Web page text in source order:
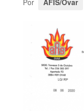
Por AFIS/Ovar